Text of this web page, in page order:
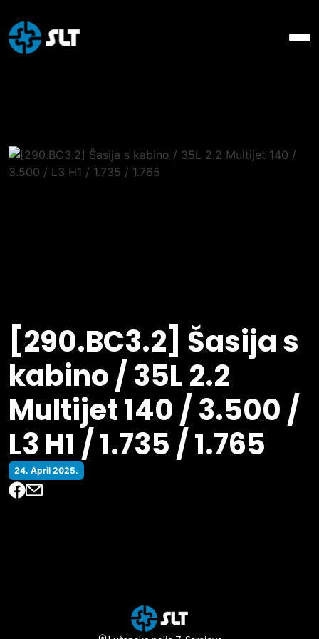
[290.BC3.2] Šasija s
kabino / 35L 2.2
Multijet 140 / 3.500 /
L3 H1 / 1.735 / 1.765
24. April 2025.